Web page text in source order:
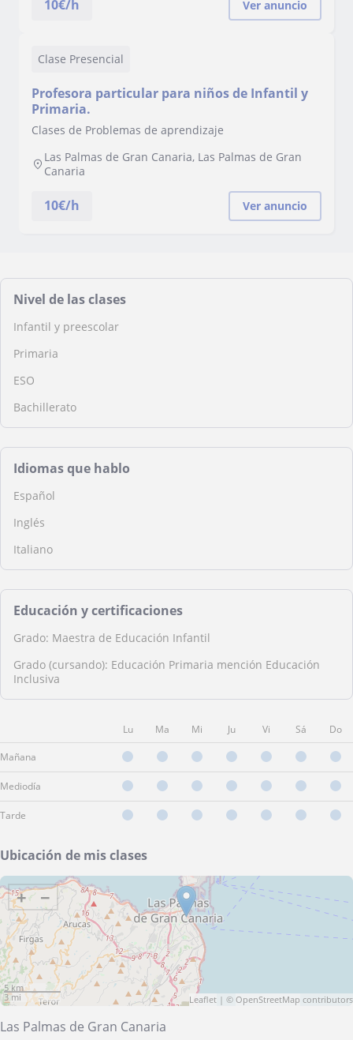
10€/h Ver anuncio
Clase Presencial
Profesora particular para niños de Infantil y
Primaria.
Clases de Problemas de aprendizaje
Las Palmas de Gran Canaria, Las Palmas de Gran
Canaria
10€/h Ver anuncio
Nivel de las clases
Infantil y preescolar
Primaria
ESO
Bachillerato
Idiomas que hablo
Español
Inglés
Italiano
Educación y certificaciones
Grado: Maestra de Educación Infantil
Grado (cursando): Educación Primaria mención Educación
Inclusiva
Lu Ma Mi Ju Vi Sá Do
Mañana
Mediodía
Tarde
Ubicación de mis clases
+ −
5 km
3 mi
Leaflet | © OpenStreetMap contributors
Las Palmas de Gran Canaria